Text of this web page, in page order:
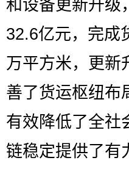
和设备更新升级
32.6亿元，完成
万平方米，更新
善了货运枢纽布
有效降低了全社
链稳定提供了有